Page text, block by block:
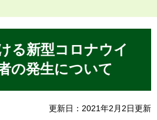
る新型コロナウイ
の発生について
更新日：2021年2月2日更新